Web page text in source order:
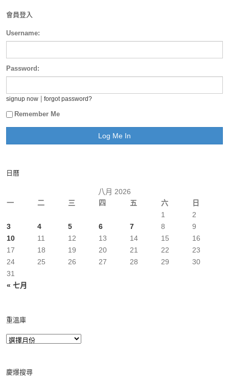
會員登入
Username:
Password:
signup now forgot password?
Remember Me
日曆
八月 2026
一
二 三 四 五 六 日
« 七月
1
2
3
4 5 6 7 8
9
10
11 12 13 14 15
16
17
18 19 20 21 22
23
24
25 26 27 28 29
30
31
重溫庫
慶爆搜尋